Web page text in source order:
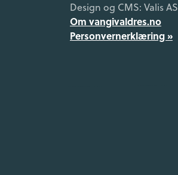
Design og CMS: Valis AS
Om vangivaldres.no
Personvernerklæring »